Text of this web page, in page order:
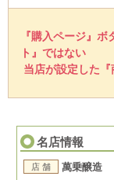
名店情報
店 舗 萬乗醸造
『購入ページ』
ト』ではない
当店が設定した『